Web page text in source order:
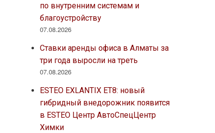
по внутренним системам и
благоустройству
07.08.2026
Ставки аренды офиса в Алматы за
три года выросли на треть
07.08.2026
ESTEO EXLANTIX ET8: новый
гибридный внедорожник появится
в ESTEO Центр АвтоСпецЦентр
Химки